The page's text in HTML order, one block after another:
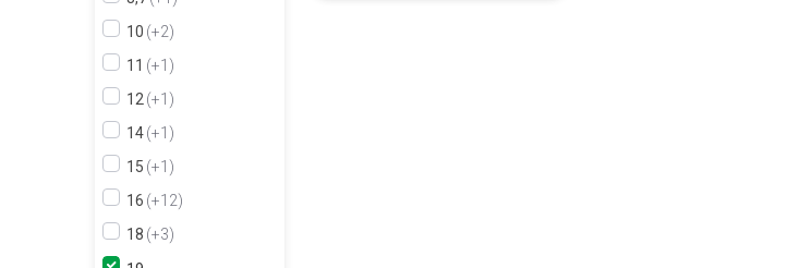
10 +2
11
+1
12 +1
14 +1
15 +1
16 +12
18 +3